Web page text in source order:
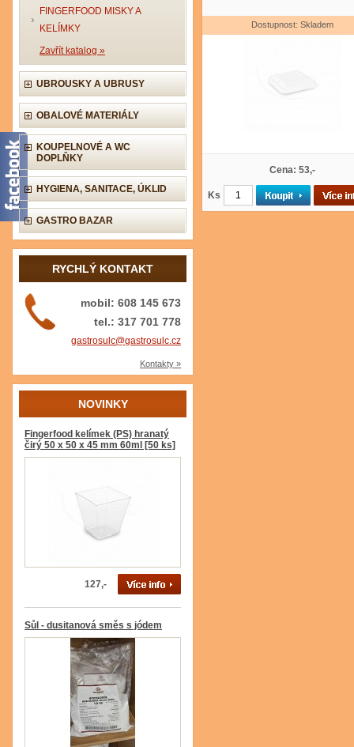
FINGERFOOD MISKY A
KELÍMKY
Zavřít katalog »
UBROUSKY A UBRUSY
OBALOVÉ MATERIÁLY
KOUPELNOVÉ A WC
DOPLŇKY
HYGIENA, SANITACE, ÚKLID
GASTRO BAZAR
RYCHLÝ KONTAKT
mobil: 608 145 673
tel.: 317 701 778
gastrosulc@gastrosulc.cz
Kontakty »
NOVINKY
Fingerfood kelímek (PS) hranatý
čirý 50 x 50 x 45 mm 60ml [50 ks]
127,-
Sůl - dusitanová směs s jódem
Dostupnost: Skladem
Cena: 53,-
Ks